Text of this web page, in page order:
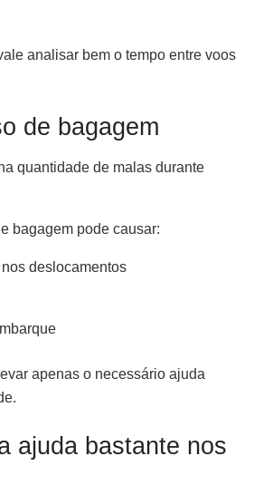
analisar bem o tempo entre voos
de bagagem
quantidade de malas durante
bagagem pode causar:
deslocamentos
apenas o necessário ajuda
ajuda bastante nos